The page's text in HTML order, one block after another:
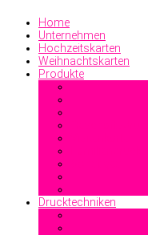
Home
Unternehmen
Hochzeitskarten
Weihnachtskarten
Produkte
Drucktechniken